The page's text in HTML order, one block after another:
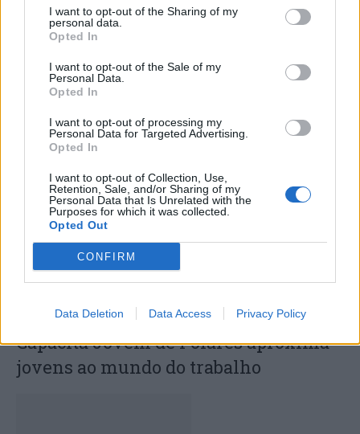
I want to opt-out of the Sharing of my
personal data.
Opted In
I want to opt-out of the Sale of my
Personal Data.
Opted In
I want to opt-out of processing my
Personal Data for Targeted Advertising.
Opted In
I want to opt-out of Collection, Use,
Retention, Sale, and/or Sharing of my
Personal Data that Is Unrelated with the
Purposes for which it was collected.
Opted Out
CONFIRM
Data Deletion Data Access Privacy Policy
Sinfónica da ARMAB pelo 1º lugar no
certame internacional de Valência
Capacita Jovem de Poiares aproxima
jovens ao mundo do trabalho